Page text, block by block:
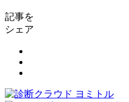
記事を
シェア